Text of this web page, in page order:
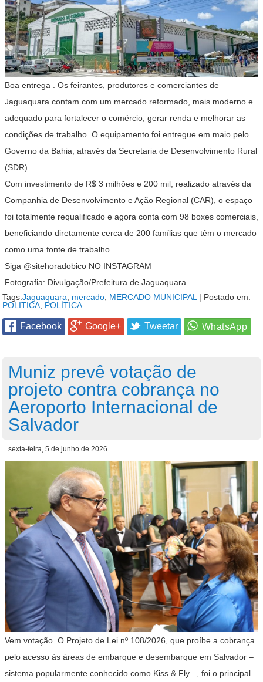
Boa entrega . Os feirantes, produtores e comerciantes de
Jaguaquara contam com um mercado reformado, mais moderno e
adequado para fortalecer o comércio, gerar renda e melhorar as
condições de trabalho. O equipamento foi entregue em maio pelo
Governo da Bahia, através da Secretaria de Desenvolvimento Rural
(SDR).
Com investimento de R$ 3 milhões e 200 mil, realizado através da
Companhia de Desenvolvimento e Ação Regional (CAR), o espaço
foi totalmente requalificado e agora conta com 98 boxes comerciais,
beneficiando diretamente cerca de 200 famílias que têm o mercado
como uma fonte de trabalho.
Siga @sitehoradobico NO INSTAGRAM
Fotografia: Divulgação/Prefeitura de Jaguaquara
Tags:Jaguaquara, mercado, MERCADO MUNICIPAL| Postado em:
POLITICA, POLÍTICA
Facebook Google+ Tweetar
Muniz prevê votação de
projeto contra cobrança no
Aeroporto Internacional de
Salvador
sexta-feira, 5 de junho de 2026
Vem votação. O Projeto de Lei nº 108/2026, que proíbe a cobrança
pelo acesso às áreas de embarque e desembarque em Salvador –
sistema popularmente conhecido como Kiss & Fly –, foi o principal